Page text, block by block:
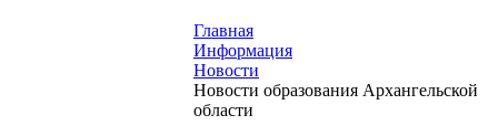
Главная
Информация
Новости
Новости образования Архангельской
области